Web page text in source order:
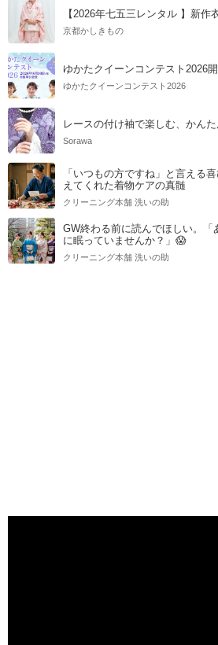
【2026年七五三レンタル 】新作
京都かしきもの
ゆかたクイーンコンテスト2026
ゆかたクイーンコンテスト2026
レースの付け袖で楽しむ、かん
Sorawa
「いつもの方ですね」と言える
えてくれた着物ケアの真髄
クリーニング本舗 洗いの助
GW終わる前に読んでほしい。「
に眠っていませんか？」😱
クリーニング本舗 洗いの助